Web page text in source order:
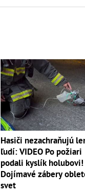
Hasiči nezachraňujú
ľudí: VIDEO Po požiari
podali kyslík holubovi!
Dojímavé zábery
svet